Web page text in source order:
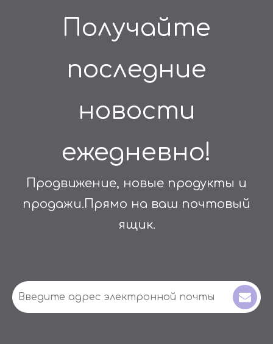
Получайте
последние
новости
ежедневно!
Продвижение, новые продукты и
продажи.Прямо на ваш почтовый
ящик.